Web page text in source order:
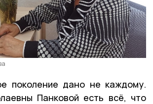
поколение дано не каждому.
Панковой есть всё, что